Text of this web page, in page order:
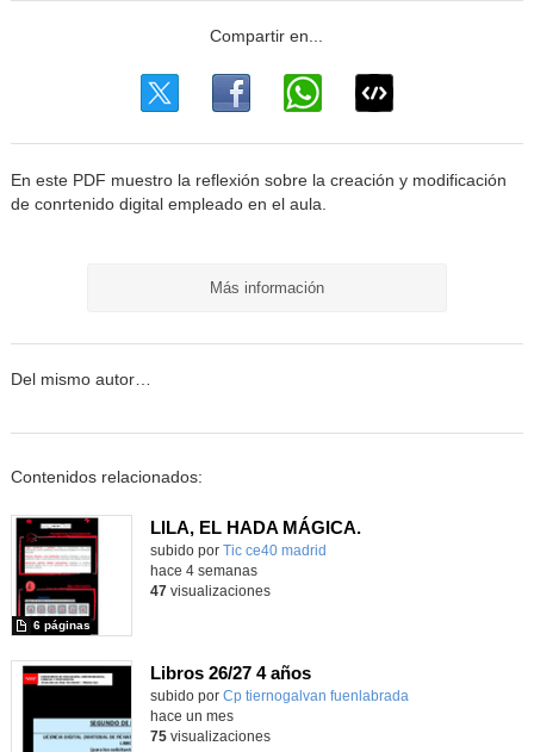
En este PDF muestro la reflexión sobre la creación y modificación
de conrtenido digital empleado en el aula.
Más información
Del mismo autor…
Contenidos relacionados:
LILA, EL HADA MÁGICA.
subido por Tic ce40 madrid
6 páginas
hace 4 semanas
47visualizaciones
Libros 26/27 4 años
subido por Cp tiernogalvan fuenlabrada
hace un mes
75visualizaciones